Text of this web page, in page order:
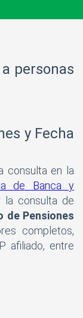
personas
y Fecha
consulta en la
de Banca y
la consulta de
de Pensiones
completos,
afiliado, entre